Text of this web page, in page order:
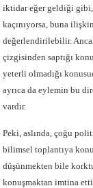
iktidar eğer geldiği
kaçınıyorsa, buna
değerlendirilebilir.
çizgisinden saptığı
yeterli olmadığı
ayrıca da eylemin bu
vardır.
Peki, aslında, çoğu
bilimsel toplantıya konu
düşünmekten bile
konuşmaktan imtina